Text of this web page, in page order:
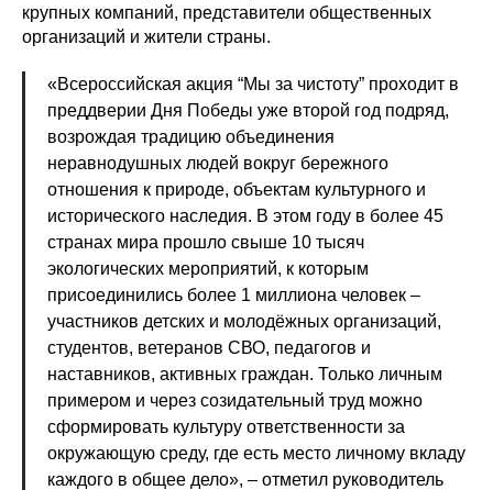
крупных компаний, представители общественных
организаций и жители страны.
«Всероссийская акция “Мы за чистоту” проходит в
преддверии Дня Победы уже второй год подряд,
возрождая традицию объединения
неравнодушных людей вокруг бережного
отношения к природе, объектам культурного и
исторического наследия. В этом году в более 45
странах мира прошло свыше 10 тысяч
экологических мероприятий, к которым
присоединились более 1 миллиона человек –
участников детских и молодёжных организаций,
студентов, ветеранов СВО, педагогов и
наставников, активных граждан. Только личным
примером и через созидательный труд можно
сформировать культуру ответственности за
окружающую среду, где есть место личному вкладу
каждого в общее дело», – отметил руководитель